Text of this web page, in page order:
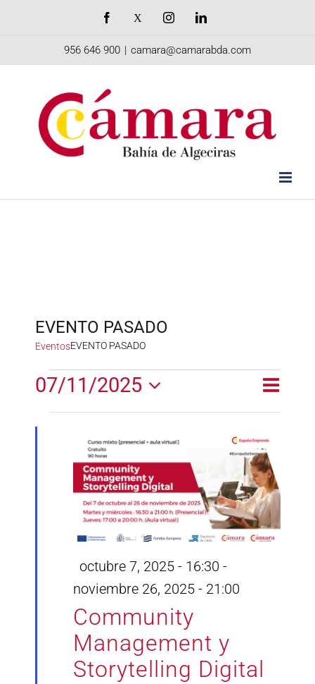
Facebook InstagramLinkedIn
956 646 900 | camara@camarabda.com
EVENTO PASADO
EventosEVENTO PASADO
Eventos
en
noviembre
2025
vistas
de
Día
07/11/2025
Selecciona
la
fecha.
Community
Management y
Storytelling Digital
Destacado
octubre 7, 2025 - 16:30 -
noviembre 26, 2025 - 21:00